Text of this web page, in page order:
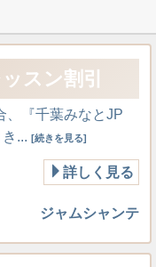
スン割引
、『千葉みなとJP
... [続きを見る]
詳しく見る
ジャムシャンテ